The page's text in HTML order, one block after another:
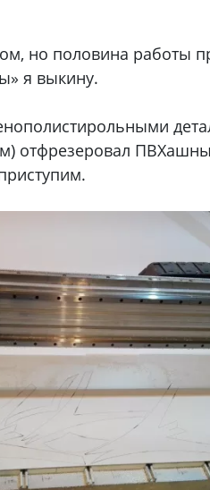
но половина работы
я выкину.
отфрезеровал